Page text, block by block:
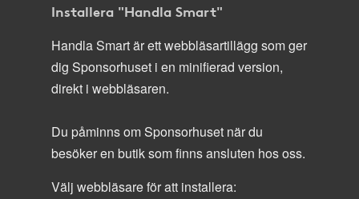
Installera "Handla Smart"
Handla Smart är ett webbläsartillägg som ger
dig Sponsorhuset i en minifierad version,
direkt i webbläsaren.
Du påminns om Sponsorhuset när du
besöker en butik som finns ansluten hos oss.
Välj webbläsare för att installera: